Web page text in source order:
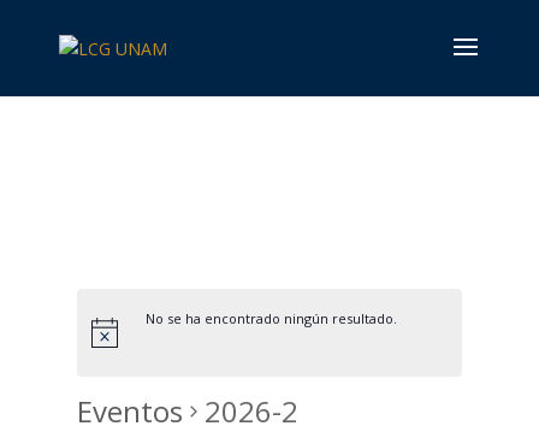
No se ha encontrado ningún resultado.
Eventos 2026-2